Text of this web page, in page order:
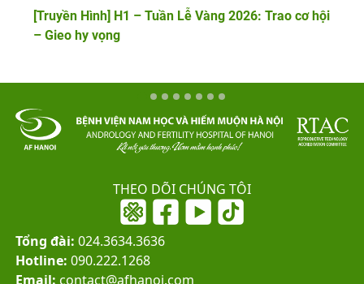
[Truyền Hình] H1 – Tuần Lễ Vàng 2026: Trao cơ hội
– Gieo hy vọng
THEO DÕI CHÚNG TÔI
Tổng đài: 024.3634.3636
Hotline: 090.222.1268
Email: contact@afhanoi.com